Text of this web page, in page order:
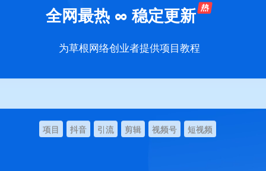
全网最热 ∞ 稳定更新
为草根网络创业者提供项目教程
项目 抖音 引流 剪辑 视频号 短视频